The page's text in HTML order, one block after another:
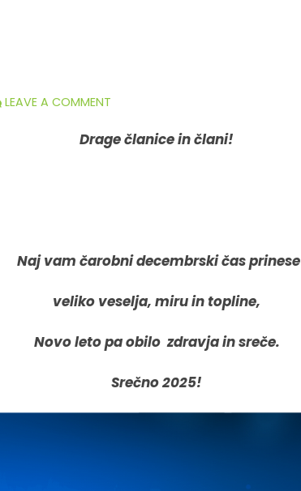
LEAVE A COMMENT
Drage članice in člani!
Naj vam čarobni decembrski čas prinese
veliko veselja, miru in topline,
Novo leto pa obilo zdravja in sreče.
Srečno 2025!